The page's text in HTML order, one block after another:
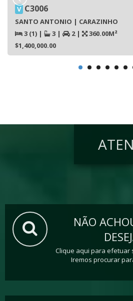
V C3006
SANTO ANTONIO | CARAZINHO
3 (1) | 3 | 2 |
360.00M²
$1,400,000.00
NÃO
Clique aqui para efetuar
Iremos procurar